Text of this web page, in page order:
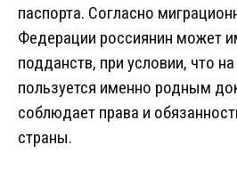
паспорта. Согласно
Федерации россиянин может
подданств, при условии, что
пользуется именно родным
соблюдает права и
страны.